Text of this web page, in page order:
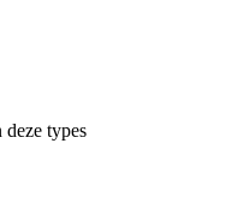
types